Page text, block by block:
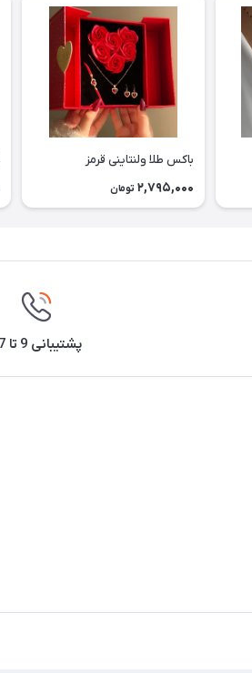
باکس طلا ولنتاینی قرمز
2,795,000 تومان
پشتیبانی 9 تا 17